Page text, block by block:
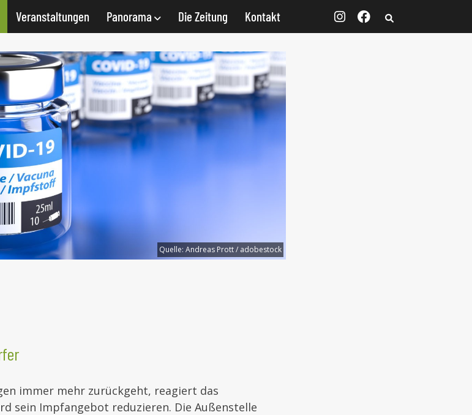
Veranstaltungen Panorama Die Zeitung Kontakt
Quelle: Andreas Prott / adobestock
immer mehr zurückgeht, reagiert das
sein Impfangebot reduzieren. Die Außenstelle